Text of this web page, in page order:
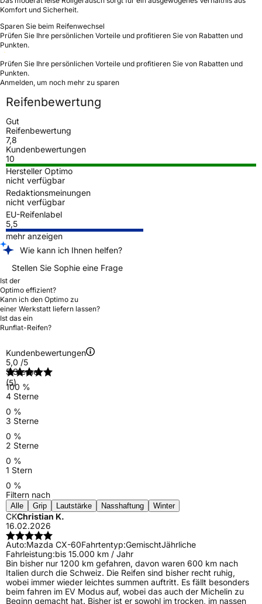
Komfort und Sicherheit.
Sparen Sie beim Reifenwechsel
Prüfen Sie Ihre persönlichen Vorteile und profitieren Sie von Rabatten und
Punkten.
Prüfen Sie Ihre persönlichen Vorteile und profitieren Sie von Rabatten und
Punkten.
Anmelden, um noch mehr zu sparen
Reifenbewertung
Gut
Reifenbewertung
7,8
Kundenbewertungen
10
Hersteller Optimo
nicht verfügbar
Redaktionsmeinungen
nicht verfügbar
EU-Reifenlabel
5,5
mehr anzeigen
Wie kann ich Ihnen helfen?
Stellen Sie Sophie eine Frage
Ist der
Optimo effizient?
Kann ich den Optimo zu
einer Werkstatt liefern lassen?
Ist das ein
Runflat-Reifen?
Kundenbewertungen
5,0 /5
(5)
5 Sterne
100 %
4 Sterne
0 %
3 Sterne
0 %
2 Sterne
0 %
1 Stern
0 %
Filtern nach
Alle Grip Lautstärke Nasshaftung Winter
CKChristian K.
16.02.2026
Auto:Mazda CX-60Fahrtentyp:GemischtJährliche
Fahrleistung:bis 15.000 km / Jahr
Bin bisher nur 1200 km gefahren, davon waren 600 km nach
Italien durch die Schweiz. Die Reifen sind bisher recht ruhig,
wobei immer wieder leichtes summen auftritt. Es fällt besonders
beim fahren im EV Modus auf, wobei das auch der Michelin zu
Beginn gemacht hat. Bisher ist er sowohl im trocken, im nassen